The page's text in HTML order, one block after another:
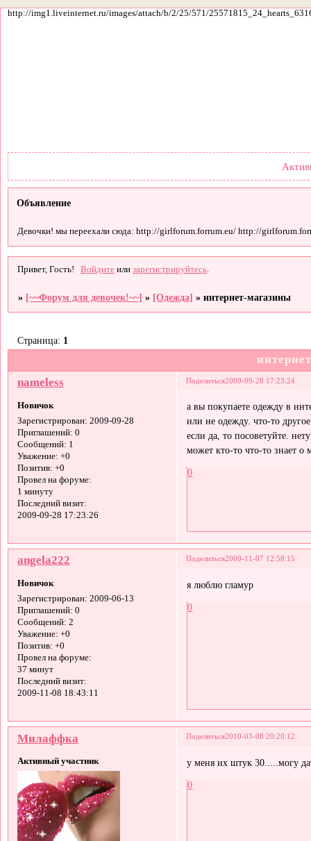
http://img1.liveinternet.ru/images/attach/b/2/25/571/
Объявление
Девочки! мы переехали сюда: http://girlforum.forrum.eu/ http://
Привет, Гость! Войдите илизарегистрируйтесь
» [~~Форум для девочек!~~] » [Одежда] »интернет-магазины
Страница: 1
Поделиться2009-09-28 17:23:24
nameless
Новичок
Зарегистрирован: 2009-09-28
Приглашений: 0
Сообщений: 1
Уважение: +0
Позитив: +0
Провел на форуме:
1 минуту
Последний визит:
2009-09-28 17:23:26
а вы покупаете одежду в
или не одежду. что-то
если да, то посоветуйте.
может кто-то что-то знает о
0
Поделиться2009-11-07 12:58:15
angela222
Новичок
Зарегистрирован: 2009-06-13
Приглашений: 0
Сообщений: 2
Уважение: +0
Позитив: +0
Провел на форуме:
37 минут
Последний визит:
2009-11-08 18:43:11
я люблю гламур
0
Поделиться2010-03-08 20:20:12
Милаффка
Активный участник у меня их штук 30.....могу
0